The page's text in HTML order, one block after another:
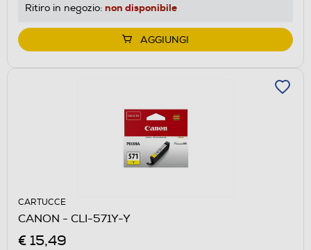
Ritiro in negozio: non disponibile
AGGIUNGI
CARTUCCE
CANON - CLI-571Y-Y
€ 15,49